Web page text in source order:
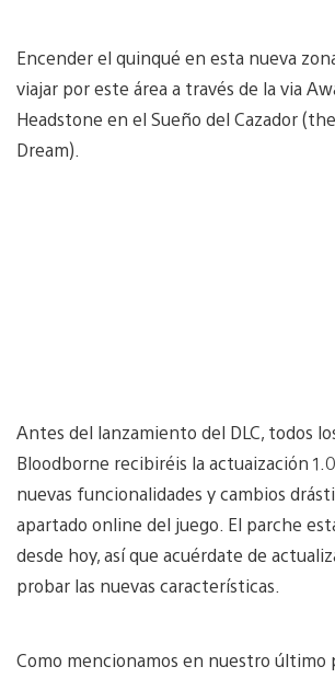
Encender el quinqué en esta nueva
viajar por este área a través de la via
Headstone en el Sueño del Cazador
Dream).
Antes del lanzamiento del DLC, todos
Bloodborne recibiréis la actuaización
nuevas funcionalidades y cambios
apartado online del juego. El parche
desde hoy, así que acuérdate de
probar las nuevas características.
Como mencionamos en nuestro último